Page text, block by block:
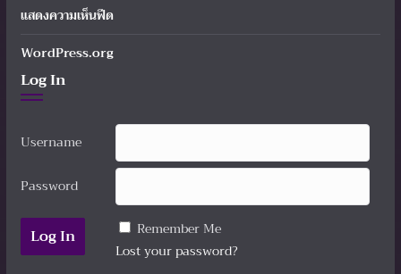
แสดงความเห็นฟีด
WordPress.org
Log In
Username
Password
Remember Me
Lost your password?